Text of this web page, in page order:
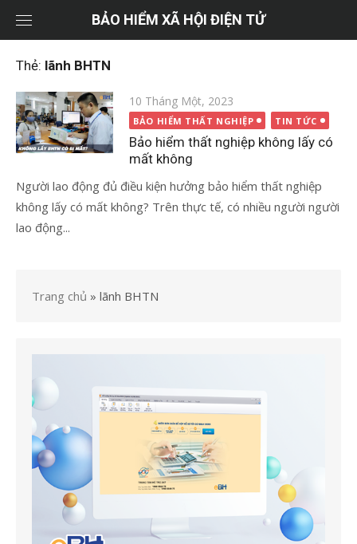
dung
BẢO HIỂM XÃ HỘI ĐIỆN TỬ
Thẻ: lãnh BHTN
Đăng
vào
10 Tháng Một, 2023
BẢO HIỂM THẤT NGHIỆP TIN TỨC
Bảo hiểm thất nghiệp không lấy có
mất không
Người lao động đủ điều kiện hưởng bảo hiểm thất nghiệp
không lấy có mất không? Trên thực tế, có nhiều người người
lao động...
Trang chủ » lãnh BHTN